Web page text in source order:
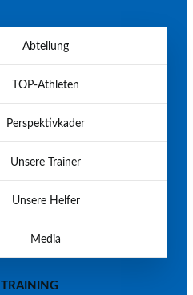
Abteilung
TOP-Athleten
Perspektivkader
Unsere Trainer
Unsere Helfer
Media
TRAINING